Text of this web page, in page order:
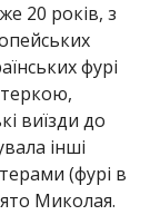
20 років, з
фурі
виїзди до
інші
(фурі в
Миколая.